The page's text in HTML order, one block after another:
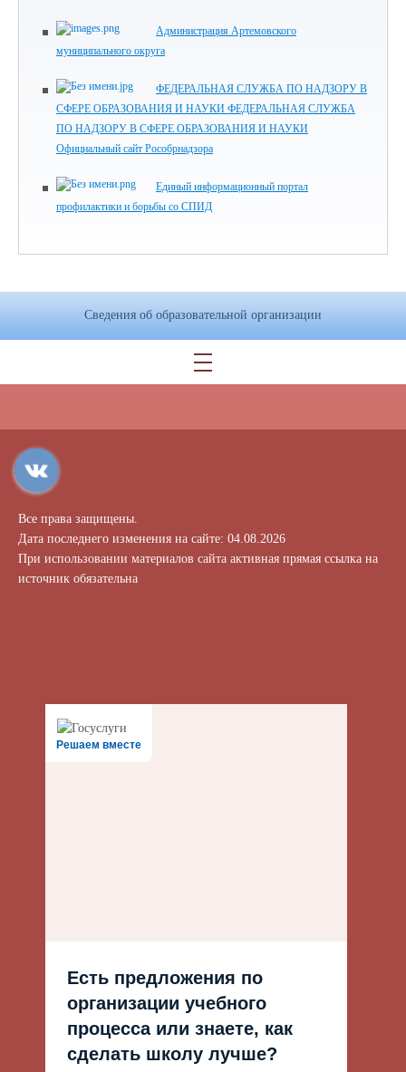
Администрация Артемовского
муниципального округа
ФЕДЕРАЛЬНАЯ СЛУЖБА ПО НАДЗОРУ В
СФЕРЕ ОБРАЗОВАНИЯ И НАУКИ ФЕДЕРАЛЬНАЯ СЛУЖБА
ПО НАДЗОРУ В СФЕРЕ ОБРАЗОВАНИЯ И НАУКИ
Официальный сайт Рособрнадзора
Единый информационный портал
профилактики и борьбы со СПИД
Сведения об образовательной организации
Все права защищены.
Дата последнего изменения на сайте: 04.08.2026
При использовании материалов сайта активная прямая ссылка на
источник обязательна
Решаем вместе
Есть предложения по
организации учебного
процесса или знаете, как
сделать школу лучше?